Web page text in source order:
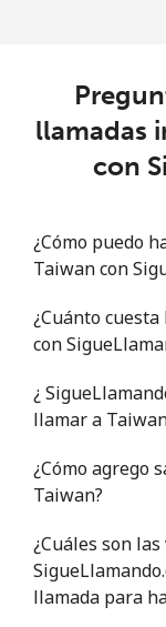
Trinidad
Celular
Línea fija
Celular
Turkey
Línea fija ⁦2.4p⁩
Celular ⁦16.5p⁩
llamadas
con
¿Cómo puedo
Taiwan con
¿Cuánto cuesta
con
¿
llamar a
¿Cómo agrego
Taiwan?
¿Cuáles son
llamada para